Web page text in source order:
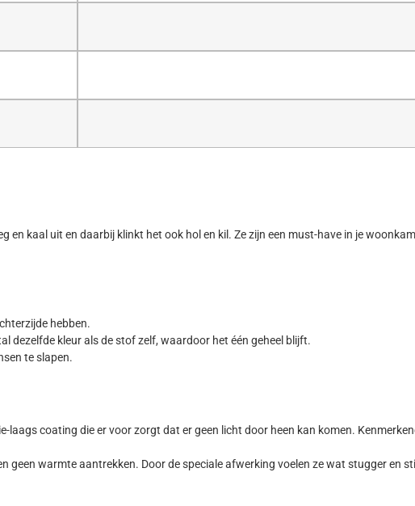
kaal uit en daarbij klinkt het ook hol en kil. Ze zijn een must-have in je
hebben.
dezelfde kleur als de stof zelf, waardoor het één geheel blijft.
te slapen.
coating die er voor zorgt dat er geen licht door heen kan komen.
geen warmte aantrekken. Door de speciale afwerking voelen ze wat stugger en